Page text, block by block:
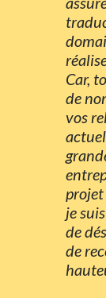
Car,
de
vos
projet
je
de
de